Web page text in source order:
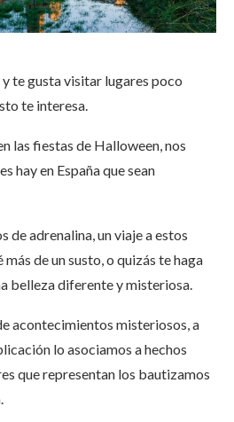
te gusta visitar lugares poco
te interesa.
las fiestas de Halloween, nos
hay en España que sean
de adrenalina, un viaje a estos
de un susto, o quizás te haga
belleza diferente y misteriosa.
acontecimientos misteriosos, a
lo asociamos a hechos
que representan los bautizamos